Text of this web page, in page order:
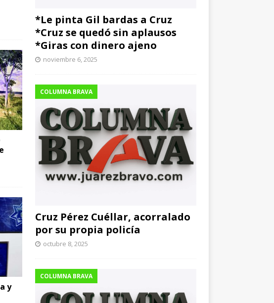
y
*Le pinta Gil bardas a Cruz
*Cruz se quedó sin aplausos
*Giras con dinero ajeno
noviembre 6, 2025
COLUMNA BRAVA
Cruz Pérez Cuéllar, acorralado
por su propia policía
octubre 8, 2025
COLUMNA BRAVA